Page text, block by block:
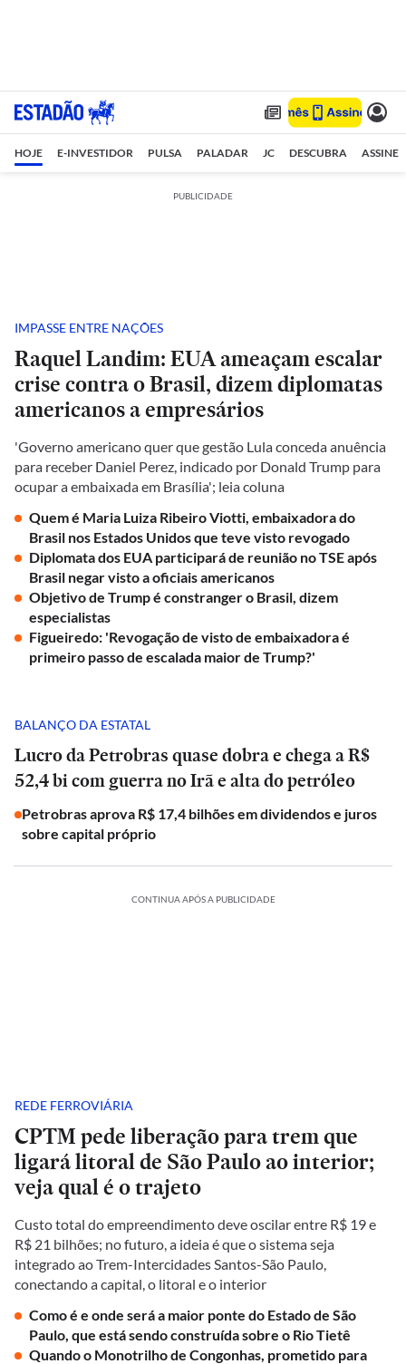
HOJE E-INVESTIDOR PULSA PALADAR JC DESCUBRA ASSINE
PUBLICIDADE
IMPASSE ENTRE NAÇÕES
Raquel Landim: EUA ameaçam escalar
crise contra o Brasil, dizem diplomatas
americanos a empresários
'Governo americano quer que gestão Lula conceda anuência
para receber Daniel Perez, indicado por Donald Trump para
ocupar a embaixada em Brasília'; leia coluna
Quem é Maria Luiza Ribeiro Viotti, embaixadora do
Brasil nos Estados Unidos que teve visto revogado
Diplomata dos EUA participará de reunião no TSE após
Brasil negar visto a oficiais americanos
Objetivo de Trump é constranger o Brasil, dizem
especialistas
Figueiredo: 'Revogação de visto de embaixadora é
primeiro passo de escalada maior de Trump?'
BALANÇO DA ESTATAL
Lucro da Petrobras quase dobra e chega a R$
52,4 bi com guerra no Irã e alta do petróleo
Petrobras aprova R$ 17,4 bilhões em dividendos e juros
sobre capital próprio
CONTINUA APÓS A PUBLICIDADE
REDE FERROVIÁRIA
CPTM pede liberação para trem que
ligará litoral de São Paulo ao interior;
veja qual é o trajeto
Custo total do empreendimento deve oscilar entre R$ 19 e
R$ 21 bilhões; no futuro, a ideia é que o sistema seja
integrado ao Trem-Intercidades Santos-São Paulo,
conectando a capital, o litoral e o interior
Como é e onde será a maior ponte do Estado de São
Paulo, que está sendo construída sobre o Rio Tietê
Quando o Monotrilho de Congonhas, prometido para